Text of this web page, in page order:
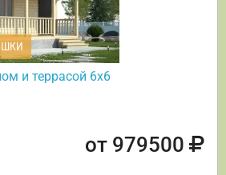
и террасой 6х6
от 979500